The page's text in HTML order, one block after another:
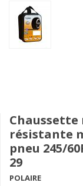
résistante
pneu 245/
29
POLAIRE